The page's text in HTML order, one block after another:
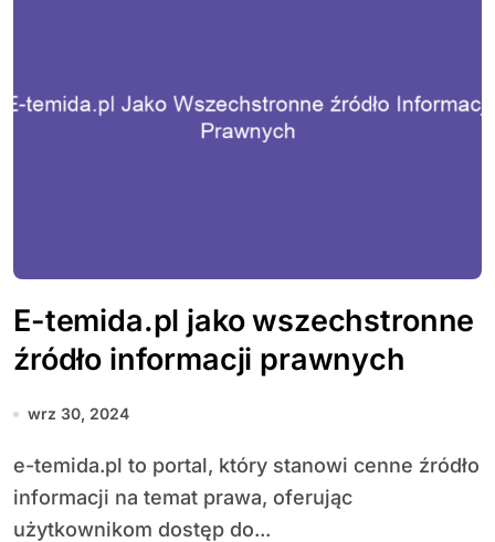
E-temida.pl jako wszechstronne
źródło informacji prawnych
wrz 30, 2024
e-temida.pl to portal, który stanowi cenne źródło
informacji na temat prawa, oferując
użytkownikom dostęp do...